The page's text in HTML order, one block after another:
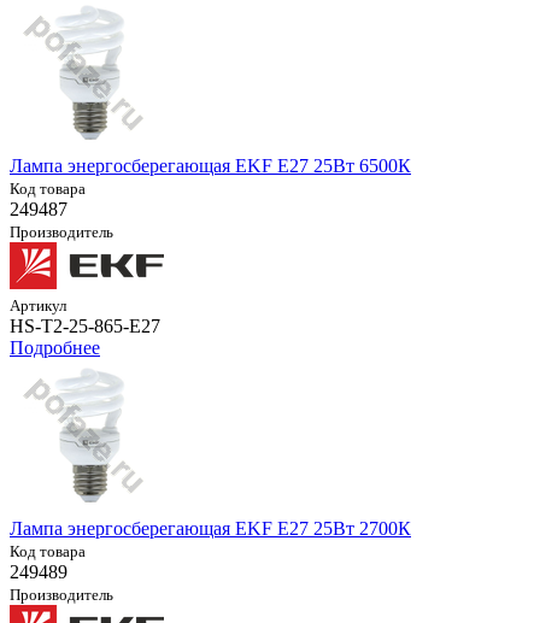
Лампа энергосберегающая EKF E27 25Вт 6500К
Код товара
249487
Производитель
Артикул
HS-T2-25-865-E27
Подробнее
Лампа энергосберегающая EKF E27 25Вт 2700К
Код товара
249489
Производитель